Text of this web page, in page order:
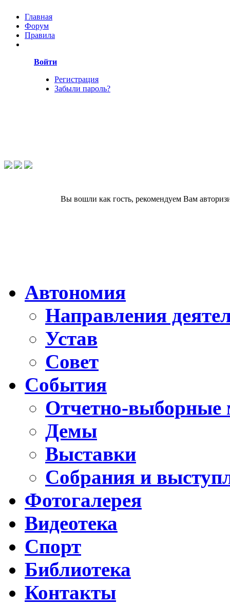
Главная
Форум
Правила
Войти
Регистрация
Забыли пароль?
Вы вошли как гость, рекомендуем Вам
Автономия
Направления
Устав
Совет
События
Отчетно-выборные
Демы
Выставки
Собрания и
Фотогалерея
Видеотека
Спорт
Библиотека
Контакты